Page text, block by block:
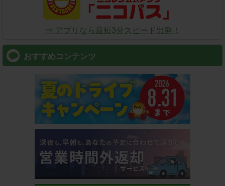
⇒ アプリなら最短3分スピード出発！
おすすめコンテンツ